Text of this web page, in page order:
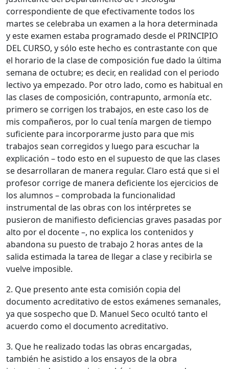
correspondiente de que efectivamente todos los
martes se celebraba un examen a la hora determinada
y este examen estaba programado desde el PRINCIPIO
DEL CURSO, y sólo este hecho es contrastante con que
el horario de la clase de composición fue dado la última
semana de octubre; es decir, en realidad con el periodo
lectivo ya empezado. Por otro lado, como es habitual en
las clases de composición, contrapunto, armonía etc.
primero se corrigen los trabajos, en este caso los de
mis compañeros, por lo cual tenía margen de tiempo
suficiente para incorporarme justo para que mis
trabajos sean corregidos y luego para escuchar la
explicación – todo esto en el supuesto de que las clases
se desarrollaran de manera regular. Claro está que si el
profesor corrige de manera deficiente los ejercicios de
los alumnos – comprobada la funcionalidad
instrumental de las obras con los intérpretes se
pusieron de manifiesto deficiencias graves pasadas por
alto por el docente –, no explica los contenidos y
abandona su puesto de trabajo 2 horas antes de la
salida estimada la tarea de llegar a clase y recibirla se
vuelve imposible.
2. Que presento ante esta comisión copia del
documento acreditativo de estos exámenes semanales,
ya que sospecho que D. Manuel Seco ocultó tanto el
acuerdo como el documento acreditativo.
3. Que he realizado todas las obras encargadas,
también he asistido a los ensayos de la obra